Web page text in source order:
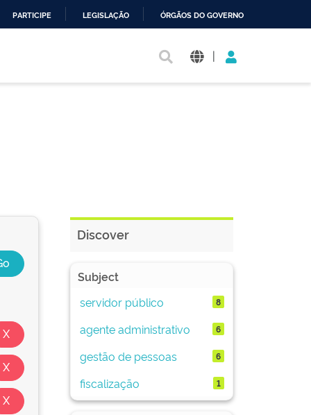
PARTICIPE LEGISLAÇÃO ÓRGÃOS DO GOVERNO
|
Discover
Subject
servidor público
8
agente administrativo 6
gestão de pessoas 6
fiscalização 1